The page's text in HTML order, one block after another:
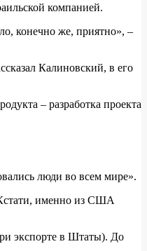
компанией.
конечно же, приятно», –
Калиновский, в его
– разработка проекта
люди во всем мире».
Кстати, именно из США
экспорте в Штаты). До